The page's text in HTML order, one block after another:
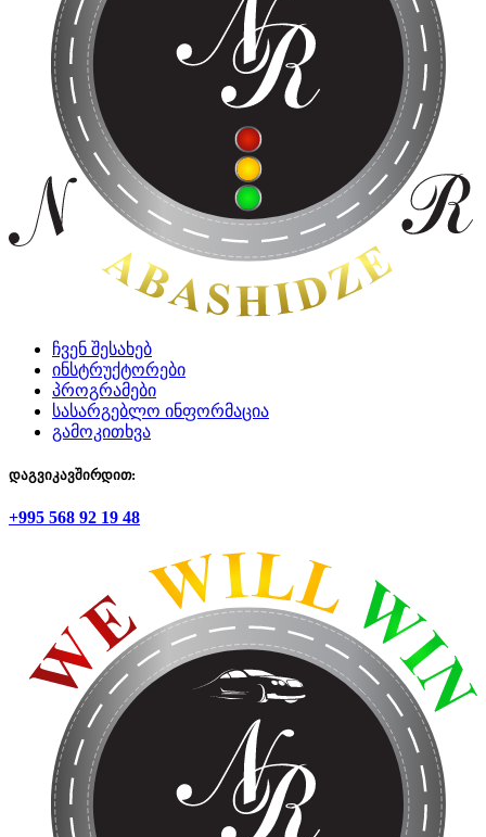
ჩვენ შესახებ
ინსტრუქტორები
პროგრამები
სასარგებლო ინფორმაცია
გამოკითხვა
დაგვიკავშირდით:
+995 568 92 19 48